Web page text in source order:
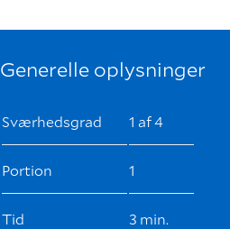
Generelle oplysninger
Sværhedsgrad 1 af 4
Portion 1
Tid 3 min.